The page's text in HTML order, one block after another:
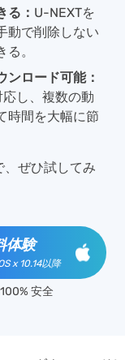
る： U-NEXTを
動で削除しない
。
ンロード可能：
し、複数の動
時間を大幅に節
ぜひ試してみ
体験
x 10.14以降
100% 安全